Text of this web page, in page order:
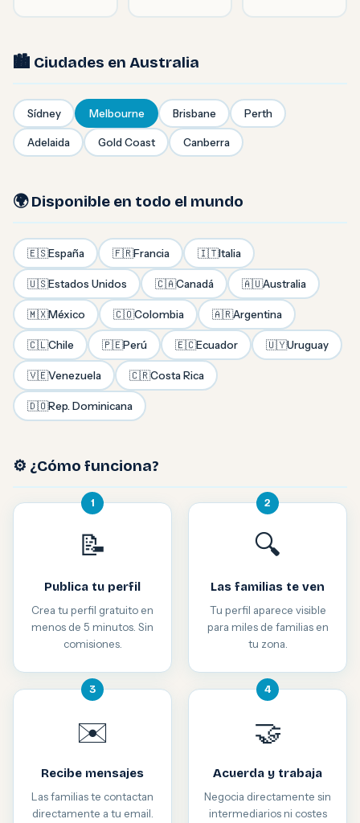
🏙️ Ciudades en Australia
Sídney Melbourne Brisbane Perth
Adelaida Gold Coast Canberra
🌍 Disponible en todo el mundo
🇪🇸España 🇫🇷Francia 🇮🇹Italia
🇺🇸Estados Unidos 🇨🇦Canadá 🇦🇺Australia
🇲🇽México 🇨🇴Colombia 🇦🇷Argentina
🇨🇱Chile 🇵🇪Perú 🇪🇨Ecuador 🇺🇾Uruguay
🇻🇪Venezuela 🇨🇷Costa Rica
🇩🇴Rep. Dominicana
⚙️ ¿Cómo funciona?
1
📝
Publica tu perfil
Crea tu perfil gratuito en
menos de 5 minutos. Sin
comisiones.
2
🔍
Las familias te ven
Tu perfil aparece visible
para miles de familias en
tu zona.
3
✉️
Recibe mensajes
Las familias te contactan
directamente a tu email.
4
🤝
Acuerda y trabaja
Negocia directamente sin
intermediarios ni costes